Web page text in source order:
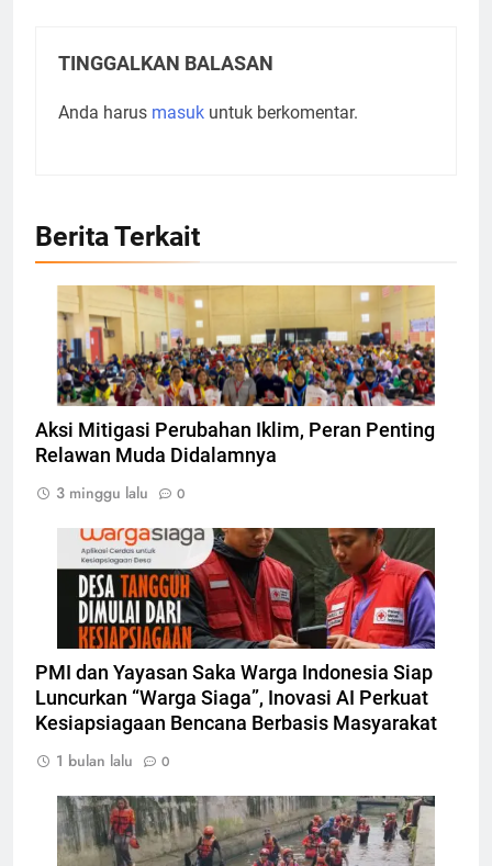
TINGGALKAN BALASAN
Anda harus masuk untuk berkomentar.
Berita Terkait
Aksi Mitigasi Perubahan Iklim, Peran Penting
Relawan Muda Didalamnya
3 minggu lalu
0
Aplikasi warga siaga, Foto: Atep Maulana
PMI dan Yayasan Saka Warga Indonesia Siap
Luncurkan “Warga Siaga”, Inovasi AI Perkuat
Kesiapsiagaan Bencana Berbasis Masyarakat
1 bulan lalu
0
Peserta susur sungai ciputat, Foto: Dok.
tangselpos.id